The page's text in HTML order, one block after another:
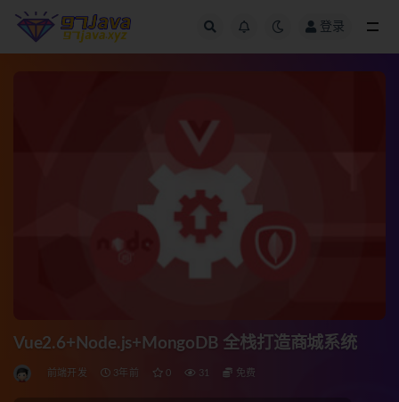
登录
Vue2.6+Node.js+MongoDB 全栈打造商城系统
前端开发 3年前 0 31 免费